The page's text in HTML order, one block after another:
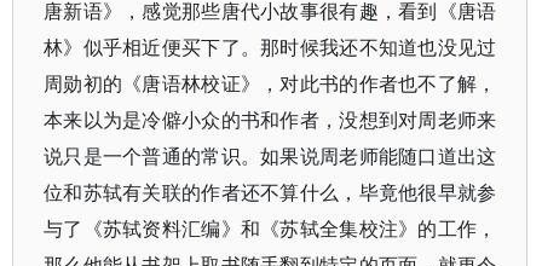
唐新语》，感觉那些唐代小故事很有趣，看到《唐语
林》似乎相近便买下了。那时候我还不知道也没见过
周勋初的《唐语林校证》，对此书的作者也不了解，
本来以为是冷僻小众的书和作者，没想到对周老师来
说只是一个普通的常识。如果说周老师能随口道出这
位和苏轼有关联的作者还不算什么，毕竟他很早就参
与了《苏轼资料汇编》和《苏轼全集校注》的工作，